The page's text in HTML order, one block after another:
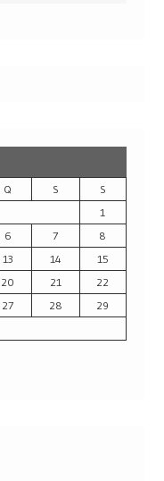
Q S
S
1
6 7
8
13 14
15
20 21
22
27 28
29